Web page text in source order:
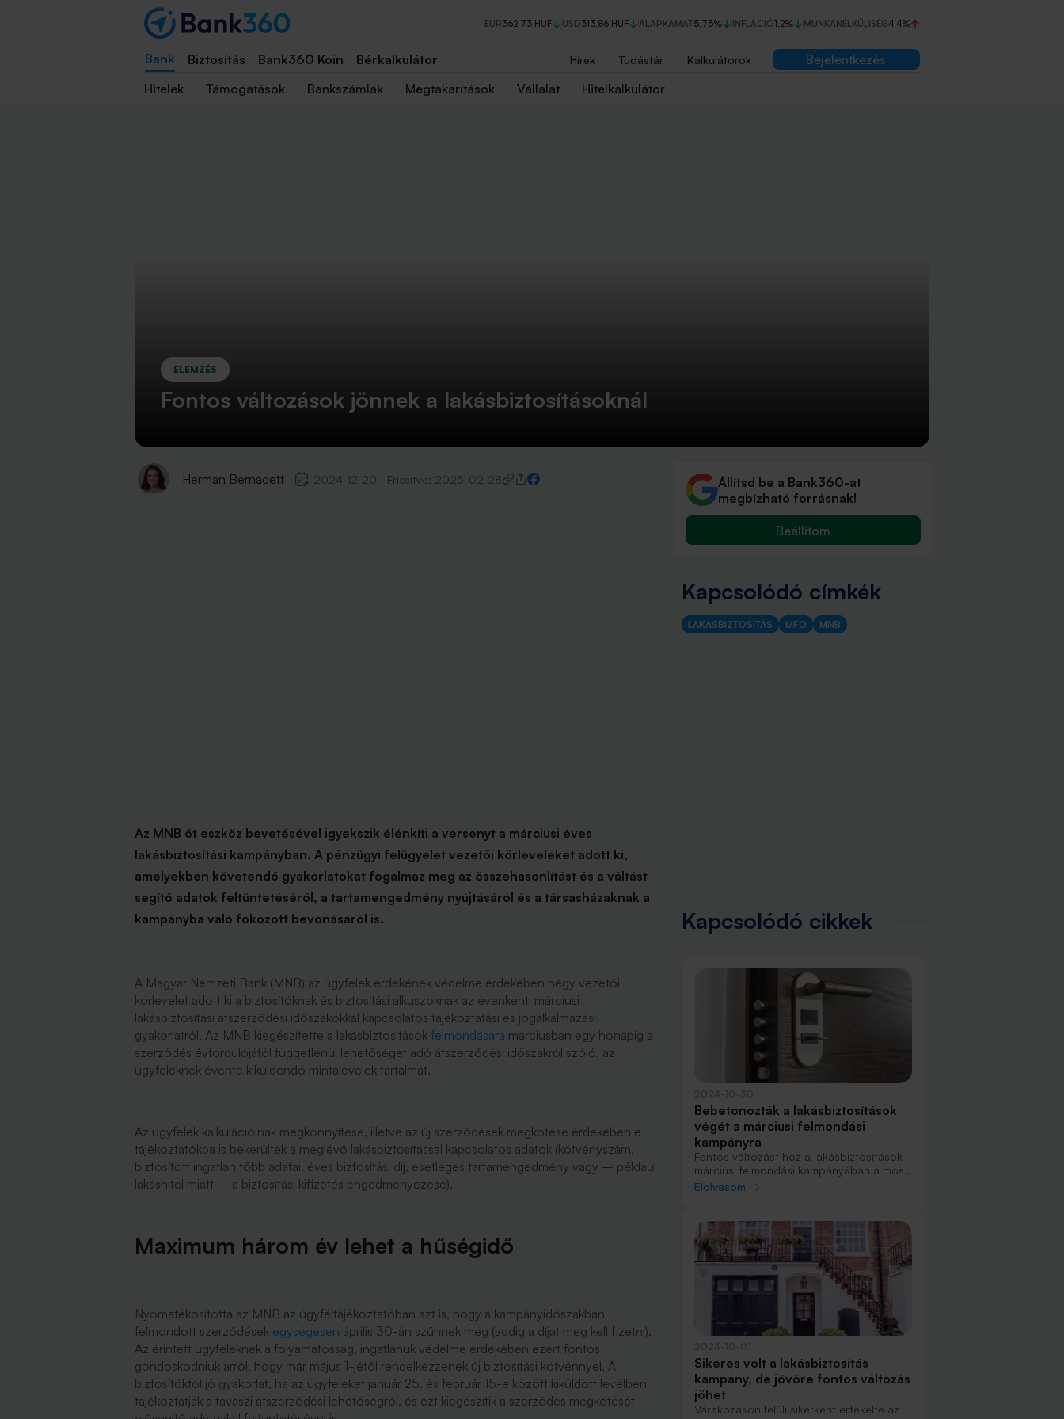
EUR362,73 HUF USD313,86 HUF ALAPKAMAT5,75% INFLÁCIÓ1,2% MUNKANÉLKÜLISÉG4,4%
Bank Biztosítás Bank360 Koin Bérkalkulátor Hírek Tudástár Kalkulátorok
Bejelentkezés
Hitelek
Támogatások Bankszámlák Megtakarítások Vállalat Hitelkalkulátor
ELEMZÉS
Fontos változások jönnek a lakásbiztosításoknál
Herman Bernadett 2024-12-20 Frissítve: 2025-02-28
Az MNB öt eszköz bevetésével igyekszik élénkíti a versenyt a márciusi éves
lakásbiztosítási kampányban. A pénzügyi felügyelet vezetői körleveleket adott ki,
amelyekben követendő gyakorlatokat fogalmaz meg az összehasonlítást és a váltást
segítő adatok feltüntetéséről, a tartamengedmény nyújtásáról és a társasházaknak a
kampányba való fokozott bevonásáról is.
A Magyar Nemzeti Bank (MNB) az ügyfelek érdekének védelme érdekében négy vezetői
körlevelet adott ki a biztosítóknak és biztosítási alkuszoknak az évenkénti márciusi
lakásbiztosítási átszerződési időszakokkal kapcsolatos tájékoztatási és jogalkalmazási
gyakorlatról. Az MNB kiegészítette a lakásbiztosítások felmondására márciusban egy hónapig a
szerződés évfordulójától függetlenül lehetőséget adó átszerződési időszakról szóló, az
ügyfeleknek évente kiküldendő mintalevelek tartalmát.
Az ügyfelek kalkulációinak megkönnyítése, illetve az új szerződések megkötése érdekében e
tájékoztatókba is bekerültek a meglévő lakásbiztosítással kapcsolatos adatok (kötvényszám,
biztosított ingatlan főbb adatai, éves biztosítási díj, esetleges tartamengedmény vagy – például
lakáshitel miatt – a biztosítási kifizetés engedményezése).
Maximum három év lehet a hűségidő
Nyomatékosította az MNB az ügyféltájékoztatóban azt is, hogy a kampányidőszakban
felmondott szerződések egységesen április 30-án szűnnek meg (addig a díjat meg kell fizetni).
Az érintett ügyfeleknek a folyamatosság, ingatlanuk védelme érdekében ezért fontos
gondoskodniuk arról, hogy már május 1-jétől rendelkezzenek új biztosítási kötvénnyel. A
biztosítóktól jó gyakorlat, ha az ügyfeleket január 25. és február 15-e között kiküldött levélben
tájékoztatják a tavaszi átszerződési lehetőségről, és ezt kiegészítik a szerződés megkötését
Állítsd be a Bank360-at
megbízható forrásnak!
Beállítom
Kapcsolódó címkék
LAKÁSBIZTOSÍTÁS MFO MNB
Kapcsolódó cikkek
Bebetonozták a lakásbiztosítások
végét a márciusi felmondási
kampányra
Fontos változást hoz a lakásbiztosítások
márciusi felmondási kampányában a most
megjelent törvénymódosítás. E szerint
mindenképpen április végével szűnik meg.
Elolvasom
Sikeres volt a lakásbiztosítás
kampány, de jövőre fontos változás
jöhet
Várakozáson felüli sikerként értékelte az